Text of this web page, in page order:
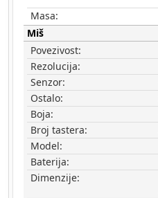
Masa:
Miš
Povezivost:
Rezolucija:
Senzor:
Ostalo:
Boja:
Broj tastera:
Model:
Baterija:
Dimenzije: